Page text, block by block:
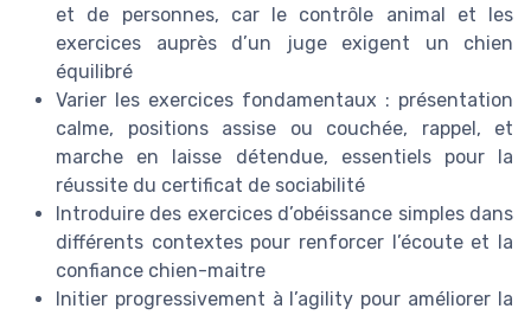
et de personnes, car le contrôle animal et les
exercices auprès d’un juge exigent un chien
équilibré
Varier les exercices fondamentaux : présentation
calme, positions assise ou couchée, rappel, et
marche en laisse détendue, essentiels pour la
réussite du certificat de sociabilité
Introduire des exercices d’obéissance simples dans
différents contextes pour renforcer l’écoute et la
confiance chien-maitre
Initier progressivement à l’agility pour améliorer la